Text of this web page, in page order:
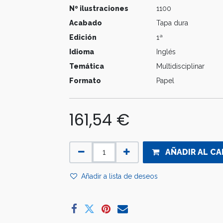
Nº ilustraciones
1100
Acabado
Tapa dura
Edición
1ª
Idioma
Inglés
Temática
Multidisciplinar
Formato
Papel
161,54 €
AÑADIR AL
Añadir a lista de deseos